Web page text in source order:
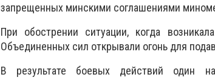
запрещенных минскими соглашениями
При обострении ситуации, когда
Объединенных сил открывали огонь для
В результате боевых действий один